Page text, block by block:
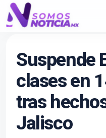
Suspende
clases en
tras
Jalisco